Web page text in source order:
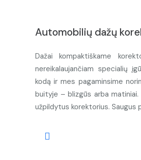
Automobilių dažų
Dažai kompaktiškame
nereikalaujančiam specialių
kodą ir mes pagaminsime
buityje – blizgūs arba matiniai.
užpildytus korektorius. Saugus